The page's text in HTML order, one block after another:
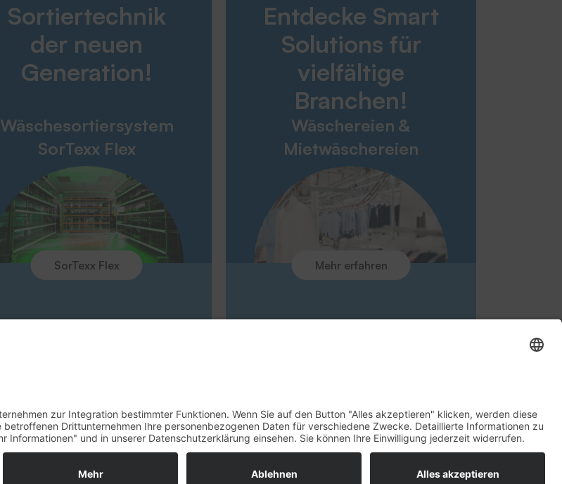
Sortiertechnik
der neuen
Generation!
Wäschesortiersystem
SorTexx Flex
SorTexx Flex
Entdecke Smart
Solutions für
vielfältige
Branchen!
Wäschereien &
Mietwäschereien
Mehr erfahren
Karriere
Produkte
Unternehmen
Service
Engagement
Umweltpolitik
Unternehmen
Messen
Wäschereien & Mietwäschereien
Altenheim & Pflegebereich
Krankenhaus & Gesundheitswesen
Industrie & Konfektion
Technischer Handel
Feuerwehren & Rettungsdienste
Service & Kontakt
Downloads
Ansprechpartner
Rücknahme Altgeräte
Umfrage zur Kundenzufriedenheit
© 2026 - THERMOTEX NAGEL GmbH. Alle Rechte vorbehalten